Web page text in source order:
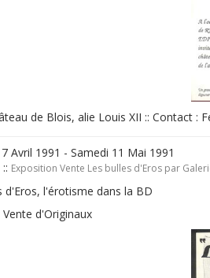
de Blois, alie Louis XII :: Contact :
Avril 1991 - Samedi 11 Mai 1991
Exposition Vente Les bulles d'Eros par
d'Eros, l'érotisme dans la BD
d'Originaux